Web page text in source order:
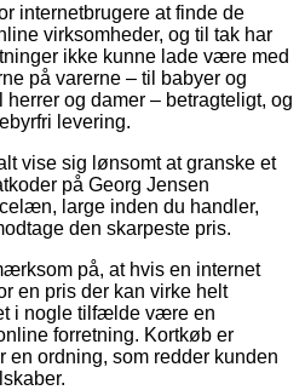
internetbrugere at finde de
virksomheder, og til tak har
ikke kunne lade være med
på varerne – til babyer og
og damer – betragteligt, og
levering.
vise sig lønsomt at granske et
på Georg Jensen
large inden du handler,
den skarpeste pris.
på, at hvis en internet
en pris der kan virke helt
i nogle tilfælde være en
forretning. Kortkøb er
ordning, som redder kunden